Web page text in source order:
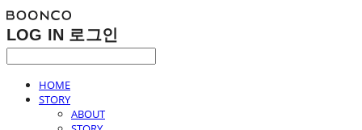
LOG IN 로그인
HOME
STORY
ABOUT